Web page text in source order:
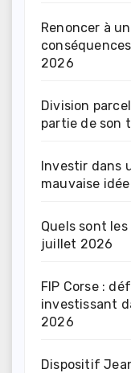
Renoncer à
2026
Division
partie de son
Investir dans
mauvaise
Quels sont
juillet 2026
FIP Corse :
investissant
2026
Dispositif